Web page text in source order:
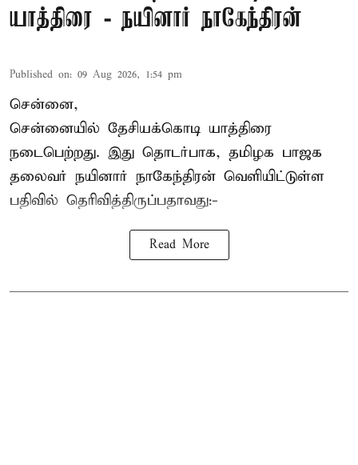
யாத்திரை - நயினார் நாகேந்திரன்
Published on: 09 Aug 2026, 1:54 pm
சென்னை,
சென்னையில் தேசியக்கொடி யாத்திரை
நடைபெற்றது. இது தொடர்பாக, தமிழக பாஜக
தலைவர் நயினார் நாகேந்திரன் வெளியிட்டுள்ள
பதிவில் தெரிவித்திருப்பதாவது:-
Read More